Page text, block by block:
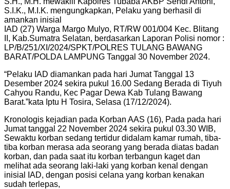
S.I.K., M.I.K. mengungkapkan, Pelaku yang berhasil di
amankan inisial
IAD (27) Warga Margo Mulyo, RT/RW 001/004 Kec. Blitang
II, Kab.Sumatra Selatan, berdasarkan Laporan Polisi nomor :
LP/B/251/XI/2024/SPKT/POLRES TULANG BAWANG
BARAT/POLDA LAMPUNG Tanggal 30 November 2024.
“Pelaku IAD diamankan pada hari Jumat Tanggal 13
Desember 2024 sekira pukul 16.00 Sedang Berada di Tiyuh
Cahyou Randu, Kec Pagar Dewa Kab Tulang Bawang
Barat.”kata Iptu H Tosira, Selasa (17/12/2024).
Kronologis kejadian pada Korban AAS (16), Pada pada hari
Jumat tanggal 22 November 2024 sekira pukul 03.30 WIB,
Sewaktu korban sedang tertidur didalam kamar rumah, tiba-
tiba korban merasa ada seorang yang berada diatas badan
korban, dan pada saat itu korban terbangun kaget dan
melihat ada seorang laki-laki yang korban kenal dengan
inisial IAD, dengan posisi celana yang korban kenakan
sudah terlepas,